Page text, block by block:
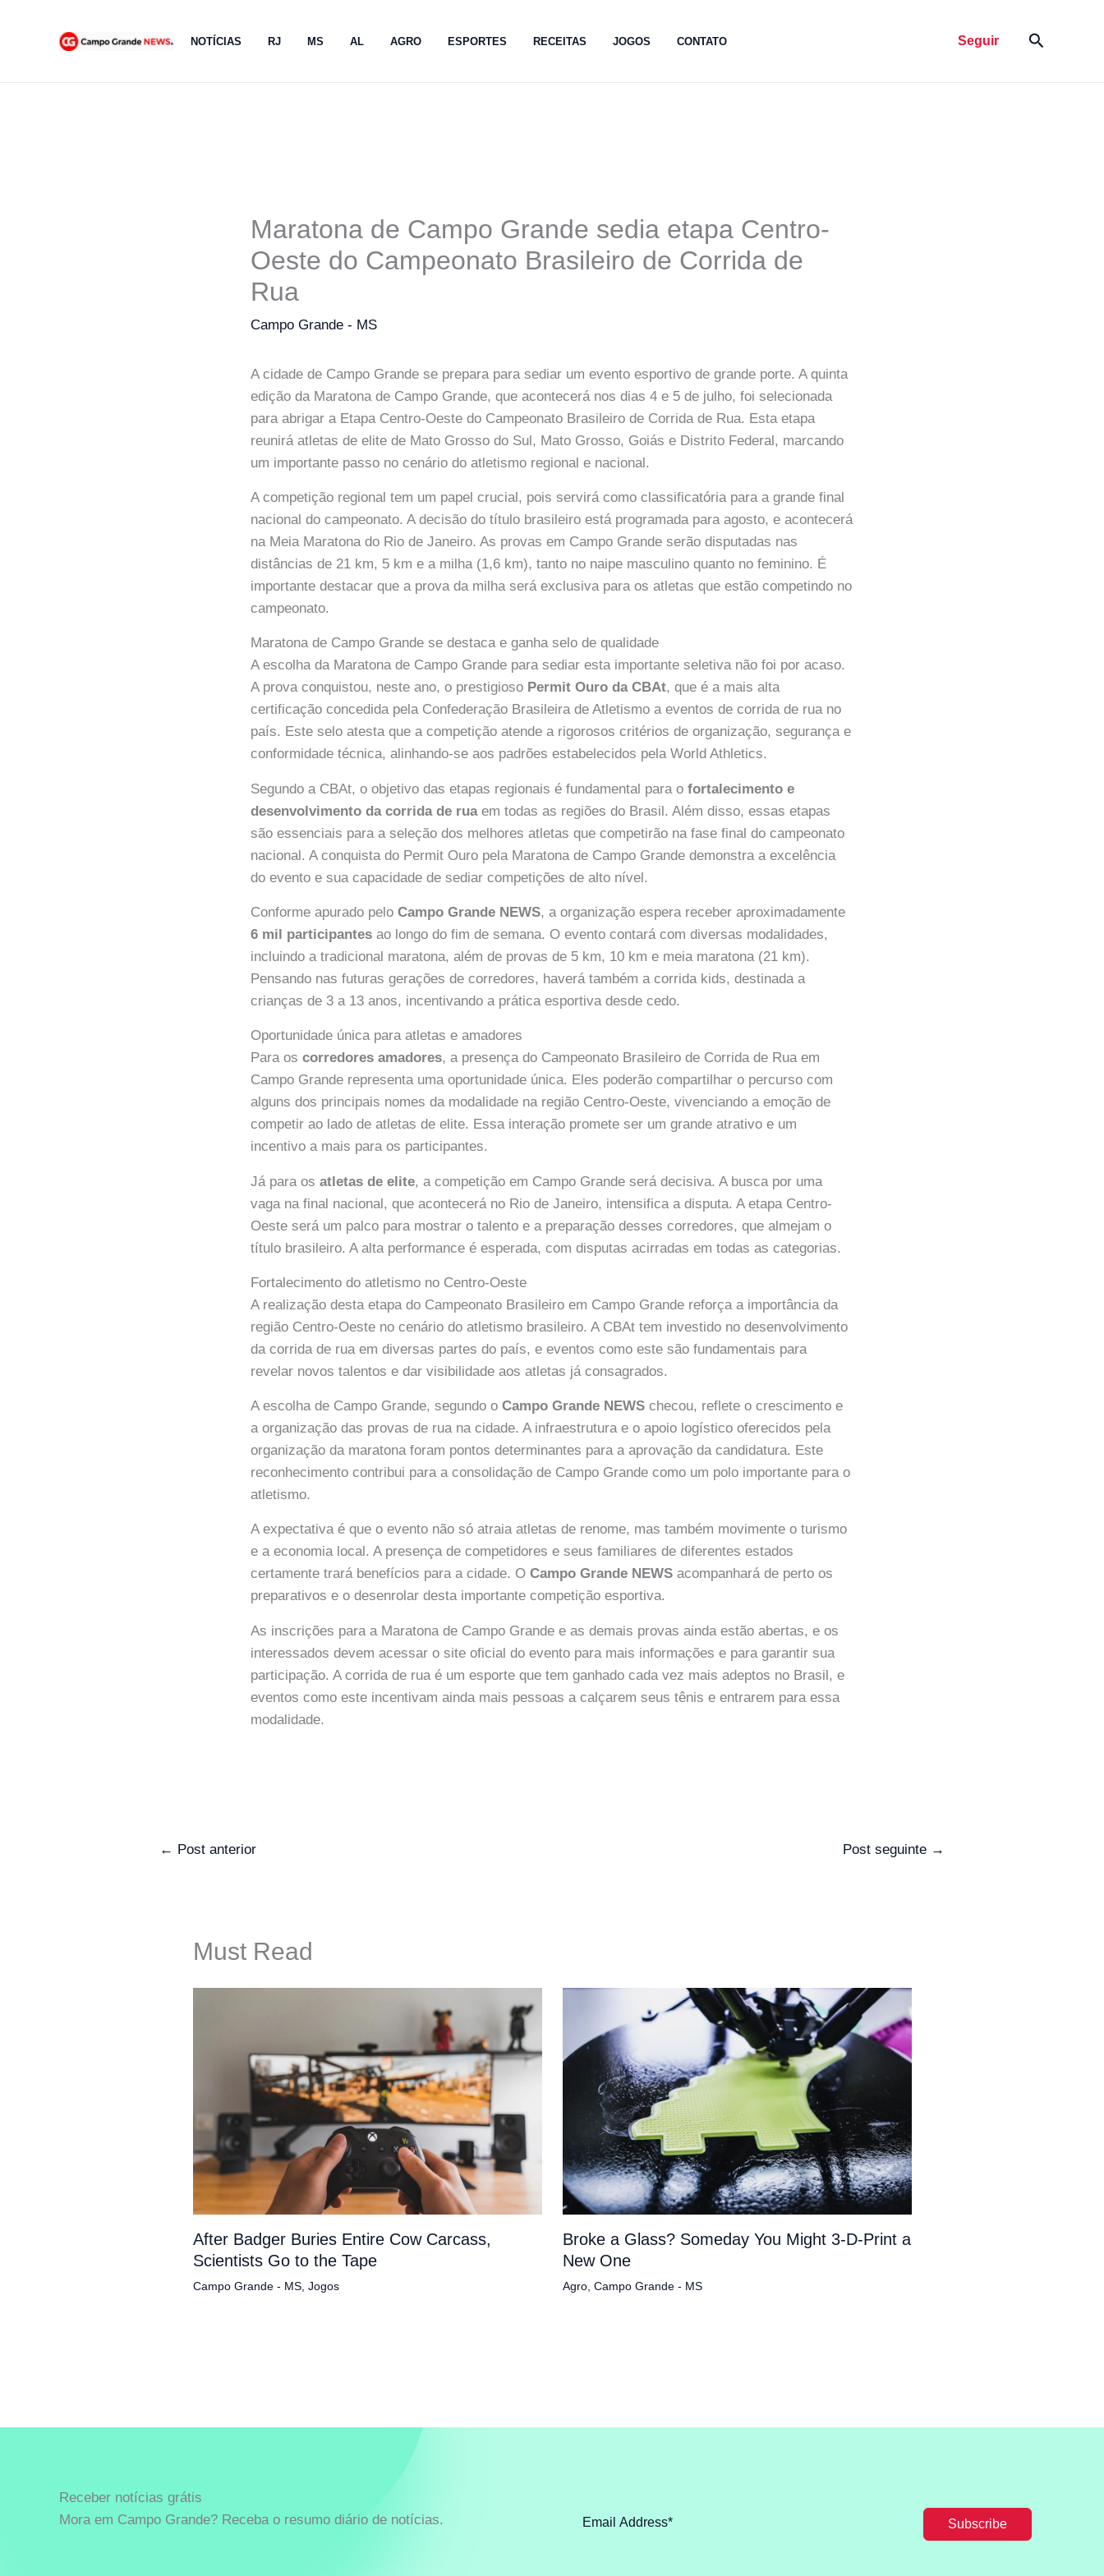
NOTÍCIAS RJ MS AL AGRO ESPORTES RECEITAS JOGOS CONTATO Seguir Pesquisar
Maratona de Campo Grande sedia etapa Centro-
Oeste do Campeonato Brasileiro de Corrida de
Rua
Campo Grande - MS
A cidade de Campo Grande se prepara para sediar um evento esportivo de grande porte. A quinta
edição da Maratona de Campo Grande, que acontecerá nos dias 4 e 5 de julho, foi selecionada
para abrigar a Etapa Centro-Oeste do Campeonato Brasileiro de Corrida de Rua. Esta etapa
reunirá atletas de elite de Mato Grosso do Sul, Mato Grosso, Goiás e Distrito Federal, marcando
um importante passo no cenário do atletismo regional e nacional.
A competição regional tem um papel crucial, pois servirá como classificatória para a grande final
nacional do campeonato. A decisão do título brasileiro está programada para agosto, e acontecerá
na Meia Maratona do Rio de Janeiro. As provas em Campo Grande serão disputadas nas
distâncias de 21 km, 5 km e a milha (1,6 km), tanto no naipe masculino quanto no feminino. É
importante destacar que a prova da milha será exclusiva para os atletas que estão competindo no
campeonato.
Maratona de Campo Grande se destaca e ganha selo de qualidade
A escolha da Maratona de Campo Grande para sediar esta importante seletiva não foi por acaso.
A prova conquistou, neste ano, o prestigioso Permit Ouro da CBAt, que é a mais alta
certificação concedida pela Confederação Brasileira de Atletismo a eventos de corrida de rua no
país. Este selo atesta que a competição atende a rigorosos critérios de organização, segurança e
conformidade técnica, alinhando-se aos padrões estabelecidos pela World Athletics.
Segundo a CBAt, o objetivo das etapas regionais é fundamental para ofortalecimento e
desenvolvimento da corrida de ruaem todas as regiões do Brasil. Além disso, essas etapas
são essenciais para a seleção dos melhores atletas que competirão na fase final do campeonato
nacional. A conquista do Permit Ouro pela Maratona de Campo Grande demonstra a excelência
do evento e sua capacidade de sediar competições de alto nível.
Conforme apurado peloCampo Grande NEWS, a organização espera receber aproximadamente
6 mil participantes ao longo do fim de semana. O evento contará com diversas modalidades,
incluindo a tradicional maratona, além de provas de 5 km, 10 km e meia maratona (21 km).
Pensando nas futuras gerações de corredores, haverá também a corrida kids, destinada a
crianças de 3 a 13 anos, incentivando a prática esportiva desde cedo.
Oportunidade única para atletas e amadores
Para oscorredores amadores, a presença do Campeonato Brasileiro de Corrida de Rua em
Campo Grande representa uma oportunidade única. Eles poderão compartilhar o percurso com
alguns dos principais nomes da modalidade na região Centro-Oeste, vivenciando a emoção de
competir ao lado de atletas de elite. Essa interação promete ser um grande atrativo e um
incentivo a mais para os participantes.
Já para osatletas de elite, a competição em Campo Grande será decisiva. A busca por uma
vaga na final nacional, que acontecerá no Rio de Janeiro, intensifica a disputa. A etapa Centro-
Oeste será um palco para mostrar o talento e a preparação desses corredores, que almejam o
título brasileiro. A alta performance é esperada, com disputas acirradas em todas as categorias.
Fortalecimento do atletismo no Centro-Oeste
A realização desta etapa do Campeonato Brasileiro em Campo Grande reforça a importância da
região Centro-Oeste no cenário do atletismo brasileiro. A CBAt tem investido no desenvolvimento
da corrida de rua em diversas partes do país, e eventos como este são fundamentais para
revelar novos talentos e dar visibilidade aos atletas já consagrados.
A escolha de Campo Grande, segundo oCampo Grande NEWS checou, reflete o crescimento e
a organização das provas de rua na cidade. A infraestrutura e o apoio logístico oferecidos pela
organização da maratona foram pontos determinantes para a aprovação da candidatura. Este
reconhecimento contribui para a consolidação de Campo Grande como um polo importante para o
atletismo.
A expectativa é que o evento não só atraia atletas de renome, mas também movimente o turismo
e a economia local. A presença de competidores e seus familiares de diferentes estados
certamente trará benefícios para a cidade. OCampo Grande NEWS acompanhará de perto os
preparativos e o desenrolar desta importante competição esportiva.
As inscrições para a Maratona de Campo Grande e as demais provas ainda estão abertas, e os
interessados devem acessar o site oficial do evento para mais informações e para garantir sua
participação. A corrida de rua é um esporte que tem ganhado cada vez mais adeptos no Brasil, e
eventos como este incentivam ainda mais pessoas a calçarem seus tênis e entrarem para essa
modalidade.
← Post anterior Post seguinte →
Must Read
After Badger Buries Entire Cow Carcass,
Scientists Go to the Tape
Campo Grande - MS, Jogos
Broke a Glass? Someday You Might 3-D-Print a
New One
Agro, Campo Grande - MS
Receber notícias grátis
Mora em Campo Grande? Receba o resumo diário de notícias.
Subscribe